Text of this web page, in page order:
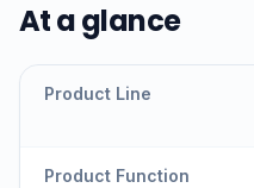
At a glance
Product Line
Product Function